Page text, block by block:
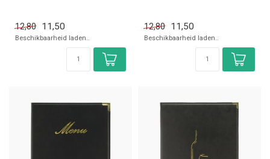
12,80 11,50
Beschikbaarheid laden..
12,80 11,50
Beschikbaarheid laden..